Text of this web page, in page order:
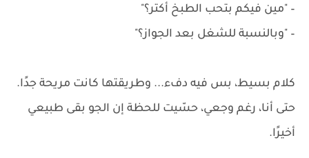
– "مين فيكم بتحب الطبخ أكتر؟"
– "وبالنسبة للشغل بعد الجواز؟"
كلام بسيط، بس فيه دفء... وطريقتها كانت مريحة جدًا.
حتى أنا، رغم وجعي، حسّيت للحظة إن الجو بقى طبيعي
أخيرًا.